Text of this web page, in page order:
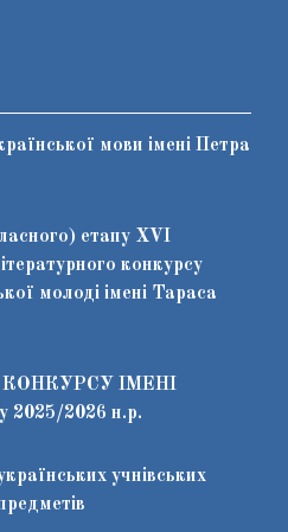
мови імені Петра
етапу ХVІ
конкурсу
молоді імені Тараса
ІМЕНІ
2026 н.р.
учнівських